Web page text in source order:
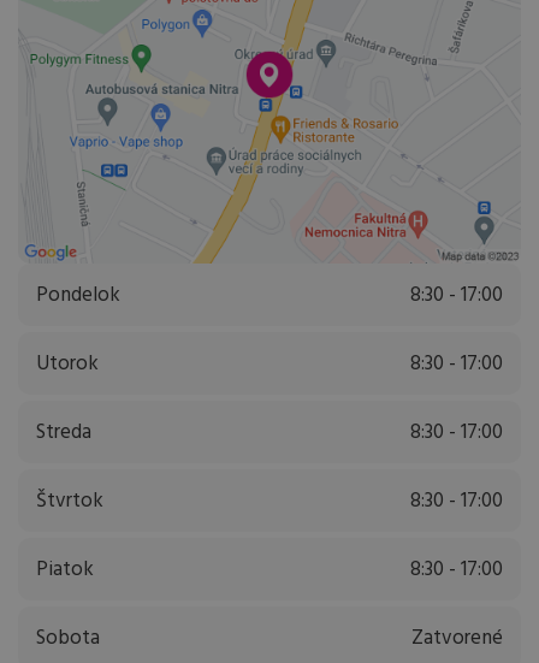
Pondelok 8:30 - 17:00
Utorok 8:30 - 17:00
Streda 8:30 - 17:00
Štvrtok 8:30 - 17:00
Piatok 8:30 - 17:00
Sobota Zatvorené